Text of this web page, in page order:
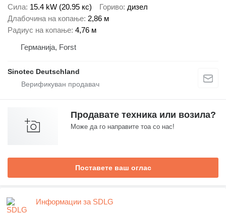
Сила 15.4 kW (20.95 кс) Гориво дизел
Длабочина на копање 2,86 м
Радиус на копање 4,76 м
Германија, Forst
Sinotec Deutschland
Продавате техника или возила?
Може да го направите тоа со нас!
Поставете ваш оглас
Информации за SDLG